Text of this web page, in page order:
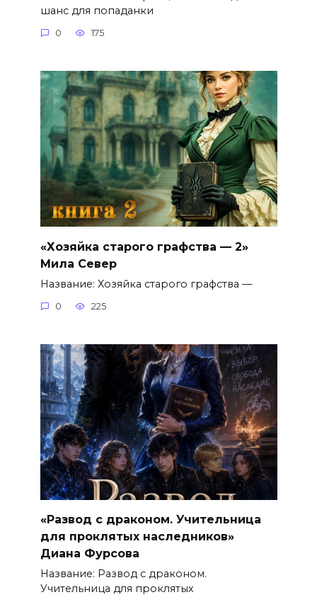
шанс для попаданки
0 175
«Хозяйка старого графства — 2»
Мила Север
Название: Хозяйка старого графства —
0 225
«Развод с драконом. Учительница
для проклятых наследников»
Диана Фурсова
Название: Развод с драконом.
Учительница для проклятых